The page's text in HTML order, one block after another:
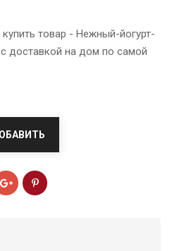
товар - Нежный-йогурт-
доставкой на дом по самой